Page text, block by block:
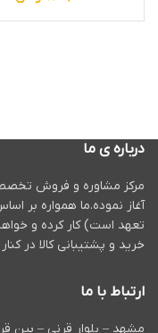
درباره ی ما
آغاز نموده.ما همواره بر
تعهد است) کار کرده و
خرید و پشتیبانی کالا در
ارتباط با ما
مشهد – بلوار قرنی – بین قرنی ۳۳و۳۵ – پلاک